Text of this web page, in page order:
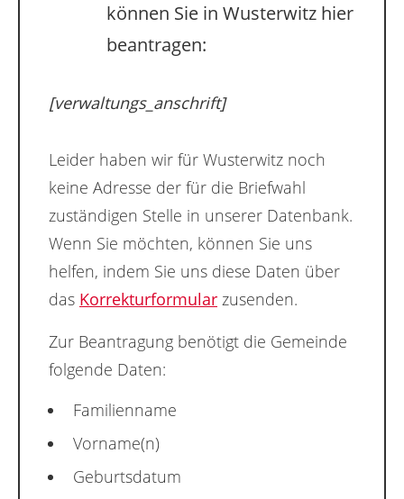
können Sie in Wusterwitz hier
beantragen:
[verwaltungs_anschrift]
Leider haben wir für Wusterwitz noch
keine Adresse der für die Briefwahl
zuständigen Stelle in unserer Datenbank.
Wenn Sie möchten, können Sie uns
helfen, indem Sie uns diese Daten über
das Korrekturformular zusenden.
Zur Beantragung benötigt die Gemeinde
folgende Daten:
Familienname
Vorname(n)
Geburtsdatum